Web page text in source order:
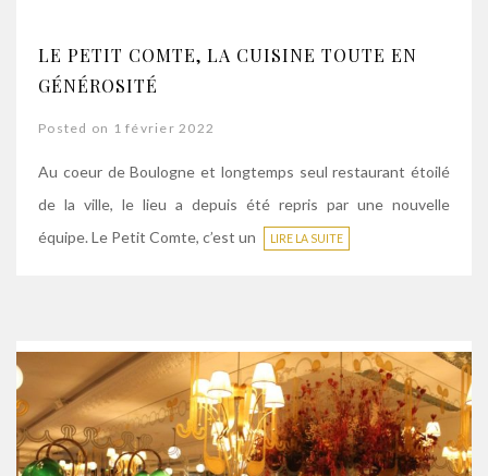
LE PETIT COMTE, LA CUISINE TOUTE EN
GÉNÉROSITÉ
Posted on 1 février 2022
Au coeur de Boulogne et longtemps seul restaurant étoilé
de la ville, le lieu a depuis été repris par une nouvelle
équipe. Le Petit Comte, c’est un
LIRE LA SUITE